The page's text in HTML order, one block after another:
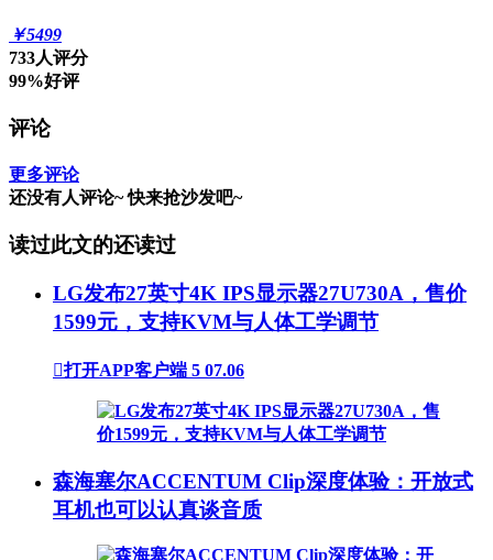
￥5499
733人评分
99%好评
评论
更多评论
还没有人评论~ 快来抢沙发吧~
读过此文的还读过
LG发布27英寸4K IPS显示器27U730A，售价
1599元，支持KVM与人体工学调节
打开APP客户端 5 07.06
森海塞尔ACCENTUM Clip深度体验：开放式
耳机也可以认真谈音质